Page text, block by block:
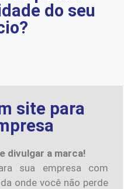
do seu
site para
divulgar a marca!
sua empresa com
onde você não perde